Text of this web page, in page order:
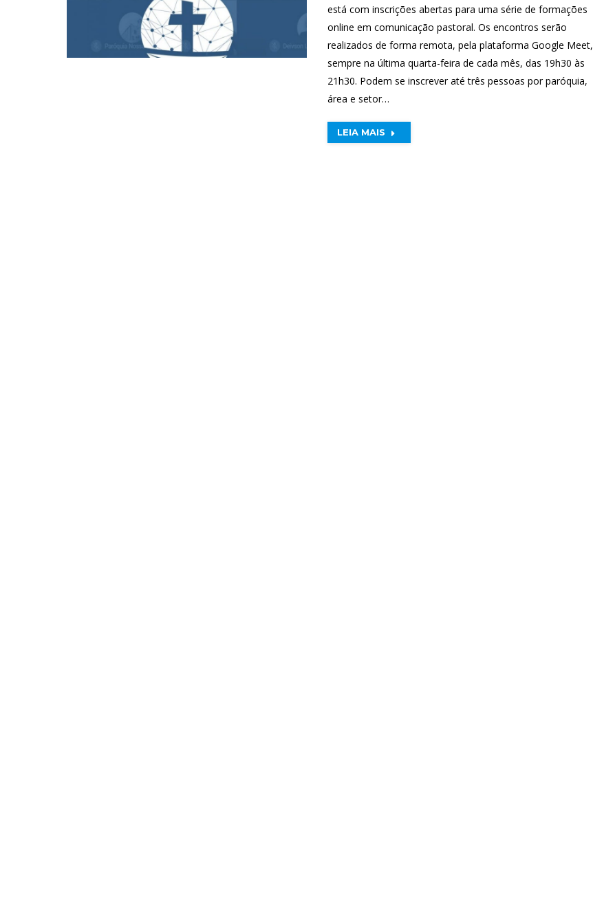
está com inscrições abertas para uma série de formações
online em comunicação pastoral. Os encontros serão
realizados de forma remota, pela plataforma Google Meet,
sempre na última quarta-feira de cada mês, das 19h30 às
21h30. Podem se inscrever até três pessoas por paróquia,
área e setor…
LEIA MAIS